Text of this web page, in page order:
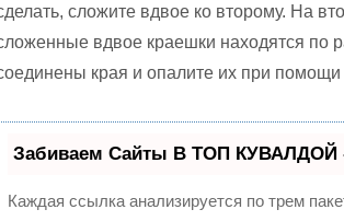
сложите вдвое ко второму. На
вдвое краешки находятся по
края и опалите их при
Забиваем Сайты В ТОП КУВАЛДОЙ -
Каждая ссылка анализируется по трем